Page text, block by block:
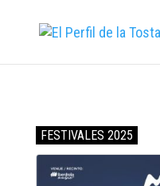
FESTIVALES 2025